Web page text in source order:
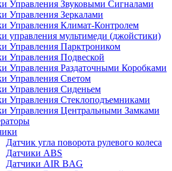
Управления Звуковыми Сигналами
Управления Зеркалами
Управления Климат-Контролем
управления мультимеди (джойстики)
Управления Парктроником
Управления Подвеской
Управления Раздаточными Коробками
Управления Светом
Управления Сиденьем
Управления Стеклоподъемниками
Управления Центральными Замками
Датчик угла поворота рулевого колеса
Датчики ABS
Датчики AIR BAG